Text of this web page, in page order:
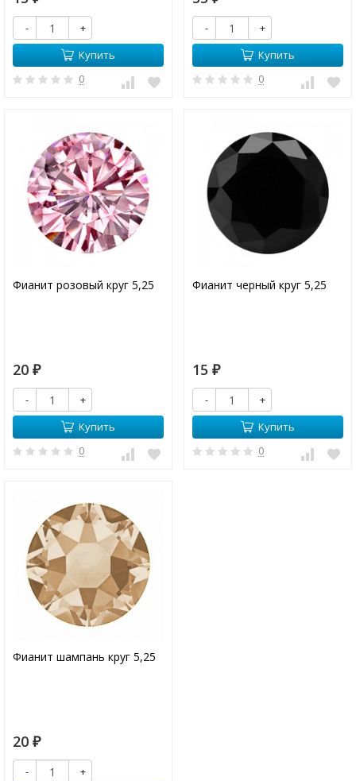
-
+
Купить
0
-
+
Купить
0
Фианит розовый круг 5,25
20 ₽
-
+
Купить
0
Фианит черный круг 5,25
15 ₽
-
+
Купить
0
Фианит шампань круг 5,25
20 ₽
-
+